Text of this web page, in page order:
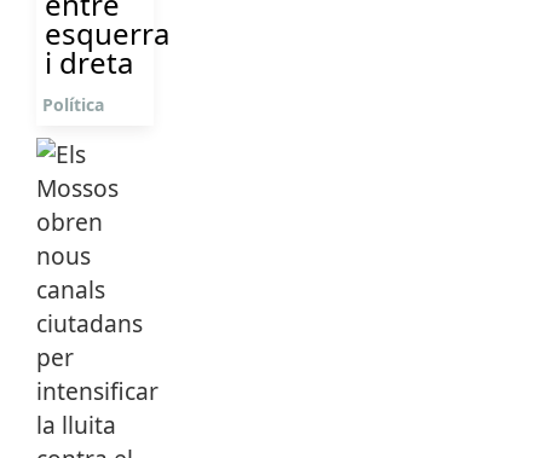
esquerra
i dreta
Política